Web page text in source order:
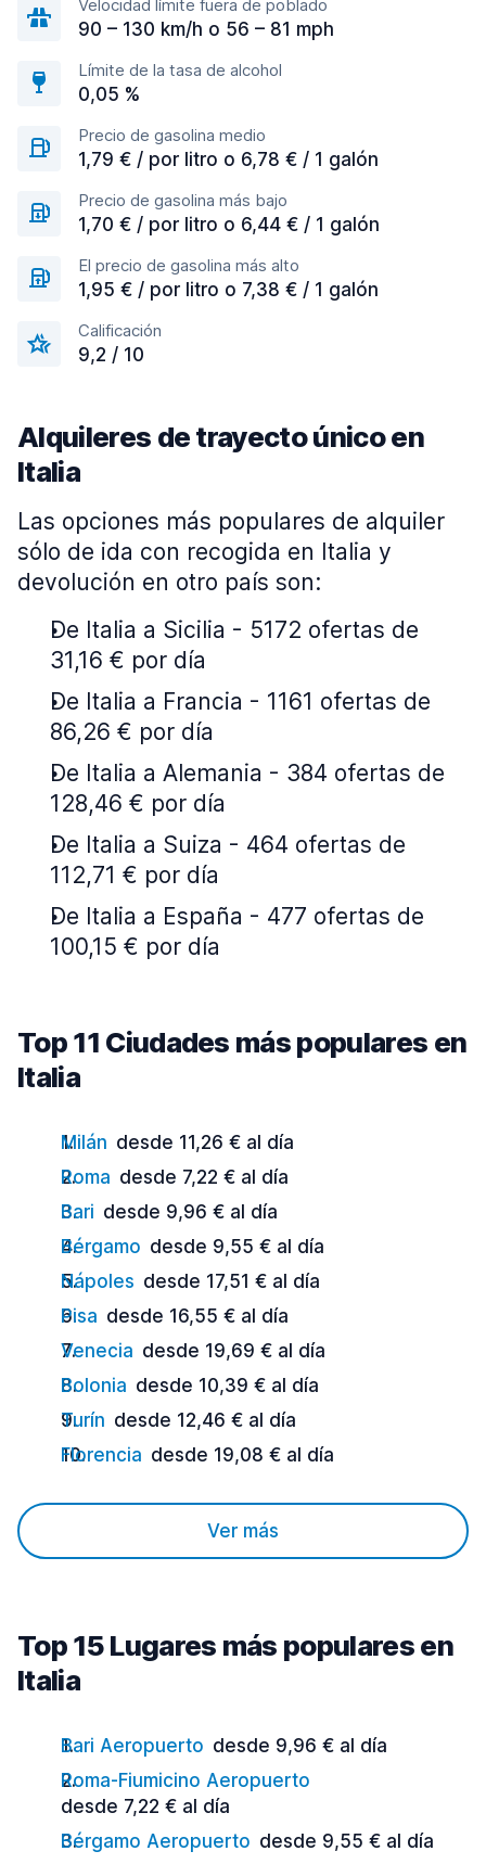
Velocidad límite fuera de poblado
90 – 130 km/h o 56 – 81 mph
Límite de la tasa de alcohol
0,05 %
Precio de gasolina medio
1,79 € / por litro o 6,78 € / 1 galón
Precio de gasolina más bajo
1,70 € / por litro o 6,44 € / 1 galón
El precio de gasolina más alto
1,95 € / por litro o 7,38 € / 1 galón
Calificación
9,2 / 10
Alquileres de trayecto único en
Italia
Las opciones más populares de alquiler
sólo de ida con recogida en Italia y
devolución en otro país son:
De Italia a Sicilia - 5172 ofertas de
31,16 € por día
De Italia a Francia - 1161 ofertas de
86,26 € por día
De Italia a Alemania - 384 ofertas de
128,46 € por día
De Italia a Suiza - 464 ofertas de
112,71 € por día
De Italia a España - 477 ofertas de
100,15 € por día
Top 11 Ciudades más populares en
Italia
Milán desde 11,26 € al día
Roma desde 7,22 € al día
Bari desde 9,96 € al día
Bérgamo desde 9,55 € al día
Nápoles desde 17,51 € al día
Pisa desde 16,55 € al día
Venecia desde 19,69 € al día
Bolonia desde 10,39 € al día
Turín desde 12,46 € al día
Florencia desde 19,08 € al día
Ver más
Top 15 Lugares más populares en
Italia
Bari Aeropuerto desde 9,96 € al día
Roma-Fiumicino Aeropuerto
desde 7,22 € al día
Bérgamo Aeropuerto desde 9,55 € al día